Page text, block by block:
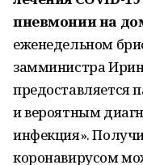
пневмонии на
еженедельном
замминистра
предоставляется
и вероятным
инфекция».
коронавирусом